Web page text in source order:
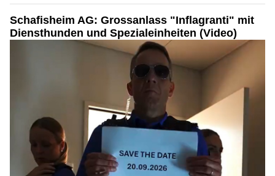
Schafisheim AG: Grossanlass "Inflagranti" mit
Diensthunden und Spezialeinheiten (Video)